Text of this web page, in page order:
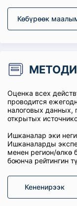
Көбүрөөк
Оценка всех
проводится
налоговых данных,
открытых
Ишканалар эки
Ишканаларды
менен регион/өлкө
боюнча рейтингин
Кененирээк